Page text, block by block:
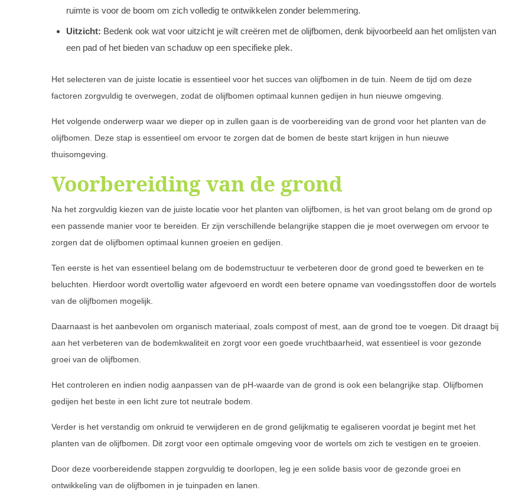
ruimte is voor de boom om zich volledig te ontwikkelen zonder belemmering.
Uitzicht: Bedenk ook wat voor uitzicht je wilt creëren met de olijfbomen, denk bijvoorbeeld aan het omlijsten van
een pad of het bieden van schaduw op een specifieke plek.
Het selecteren van de juiste locatie is essentieel voor het succes van olijfbomen in de tuin. Neem de tijd om deze
factoren zorgvuldig te overwegen, zodat de olijfbomen optimaal kunnen gedijen in hun nieuwe omgeving.
Het volgende onderwerp waar we dieper op in zullen gaan is de voorbereiding van de grond voor het planten van de
olijfbomen. Deze stap is essentieel om ervoor te zorgen dat de bomen de beste start krijgen in hun nieuwe
thuisomgeving.
Voorbereiding van de grond
Na het zorgvuldig kiezen van de juiste locatie voor het planten van olijfbomen, is het van groot belang om de grond op
een passende manier voor te bereiden. Er zijn verschillende belangrijke stappen die je moet overwegen om ervoor te
zorgen dat de olijfbomen optimaal kunnen groeien en gedijen.
Ten eerste is het van essentieel belang om de bodemstructuur te verbeteren door de grond goed te bewerken en te
beluchten. Hierdoor wordt overtollig water afgevoerd en wordt een betere opname van voedingsstoffen door de wortels
van de olijfbomen mogelijk.
Daarnaast is het aanbevolen om organisch materiaal, zoals compost of mest, aan de grond toe te voegen. Dit draagt bij
aan het verbeteren van de bodemkwaliteit en zorgt voor een goede vruchtbaarheid, wat essentieel is voor gezonde
groei van de olijfbomen.
Het controleren en indien nodig aanpassen van de pH-waarde van de grond is ook een belangrijke stap. Olijfbomen
gedijen het beste in een licht zure tot neutrale bodem.
Verder is het verstandig om onkruid te verwijderen en de grond gelijkmatig te egaliseren voordat je begint met het
planten van de olijfbomen. Dit zorgt voor een optimale omgeving voor de wortels om zich te vestigen en te groeien.
Door deze voorbereidende stappen zorgvuldig te doorlopen, leg je een solide basis voor de gezonde groei en
ontwikkeling van de olijfbomen in je tuinpaden en lanen.